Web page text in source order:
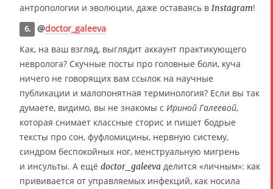
антропологии и эволюции, даже оставаясь в Instagram!
6. @doctor_galeeva
Как, на ваш взгляд, выглядит аккаунт практикующего
невролога? Скучные посты про головные боли, куча
ничего не говорящих вам ссылок на научные
публикации и малопонятная терминология? Если вы так
думаете, видимо, вы не знакомы с Ириной Галеевой,
которая снимает классные сторис и пишет бодрые
тексты про сон, фуфломицины, нервную систему,
синдром беспокойных ног, менструальную мигрень
и инсульты. А ещё doctor_galeeva делится «личным»: как
прививается от управляемых инфекций, как носила